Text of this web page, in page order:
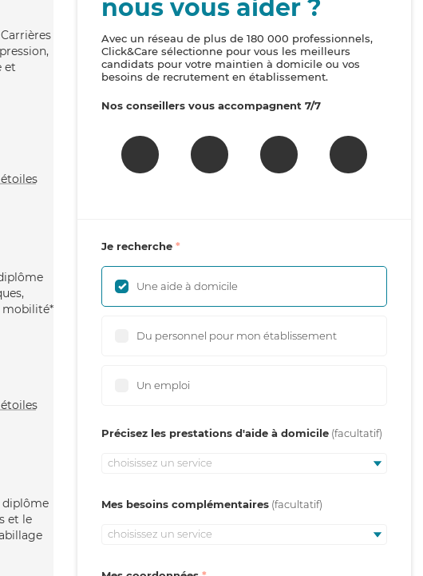
et
mobilité*
diplôme
et le
nous vous aider ?
Avec un réseau de plus de 180 000 professionnels,
Click&Care sélectionne pour vous les meilleurs
candidats pour votre maintien à domicile ou vos
besoins de recrutement en établissement.
Nos conseillers vous accompagnent 7/7
Je recherche
Une aide à domicile
Du personnel pour mon établissement
Un emploi
Précisez les prestations d'aide à domicile
choisissez un service
Mes besoins complémentaires
choisissez un service